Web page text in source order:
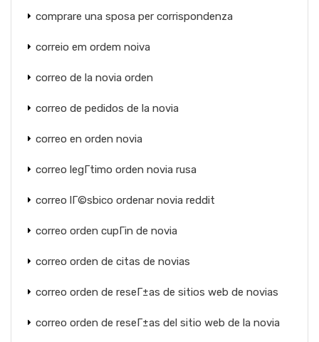
comprare una sposa per corrispondenza
correio em ordem noiva
correo de la novia orden
correo de pedidos de la novia
correo en orden novia
correo legГ­timo orden novia rusa
correo lГ©sbico ordenar novia reddit
correo orden cupГіn de novia
correo orden de citas de novias
correo orden de reseГ±as de sitios web de novias
correo orden de reseГ±as del sitio web de la novia